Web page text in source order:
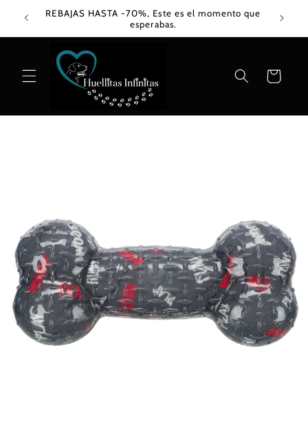
directamenteREBAJAS HASTA -70%, Este es el momento que
esperabas.
Carrito